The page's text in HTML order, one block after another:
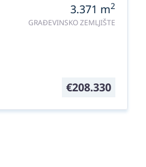
3.371 m2
GRAĐEVINSKO ZEMLJIŠTE
€208.330